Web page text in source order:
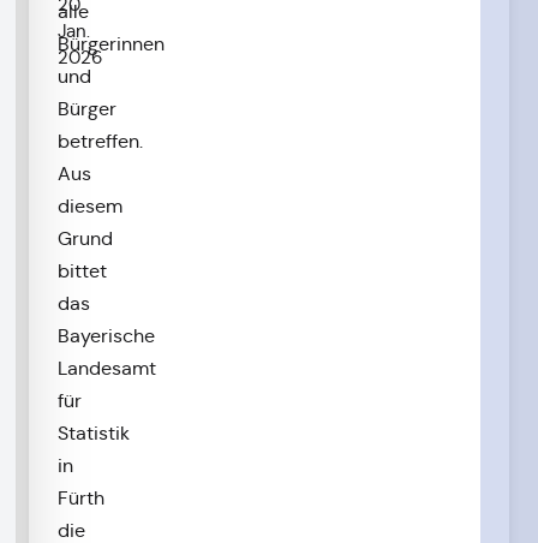
Jan.
2026
alle
Bürgerinnen
und
Bürger
betreffen.
Aus
diesem
Grund
bittet
das
Bayerische
Landesamt
für
Statistik
in
Fürth
die